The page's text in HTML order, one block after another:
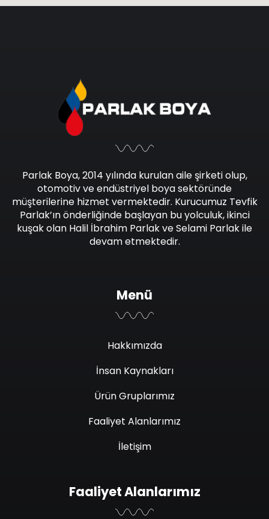
Parlak Boya, 2014 yılında kurulan aile şirketi olup,
otomotiv ve endüstriyel boya sektöründe
müşterilerine hizmet vermektedir. Kurucumuz Tevfik
Parlak’ın önderliğinde başlayan bu yolculuk, ikinci
kuşak olan Halil İbrahim Parlak ve Selami Parlak ile
devam etmektedir.
Menü
Hakkımızda
İnsan Kaynakları
Ürün Gruplarımız
Faaliyet Alanlarımız
İletişim
Faaliyet Alanlarımız